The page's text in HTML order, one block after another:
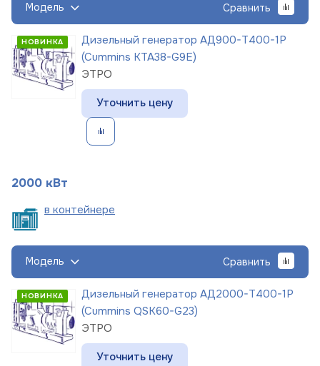
Модель Сравнить
НОВИНКА
Дизельный генератор АД900-Т400-1Р
(Cummins KTA38-G9E)
ЭТРО
Уточнить цену
2000 кВт
в контейнере
Модель Сравнить
НОВИНКА
Дизельный генератор АД2000-Т400-1Р
(Cummins QSK60-G23)
ЭТРО
Уточнить цену